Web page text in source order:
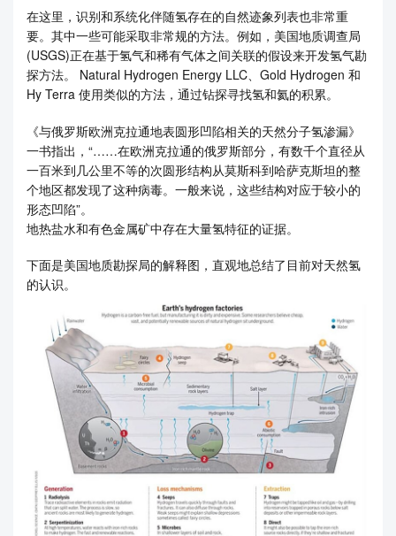
在这里，识别和系统化伴随氢存在的自然迹象列表也非常重
要。其中一些可能采取非常规的方法。例如，美国地质调查局
(USGS)正在基于氢气和稀有气体之间关联的假设来开发氢气勘
探方法。 Natural Hydrogen Energy LLC、Gold Hydrogen 和
Hy Terra 使用类似的方法，通过钻探寻找氢和氦的积累。
《与俄罗斯欧洲克拉通地表圆形凹陷相关的天然分子氢渗漏》
一书指出，“……在欧洲克拉通的俄罗斯部分，有数千个直径从
一百米到几公里不等的次圆形结构从莫斯科到哈萨克斯坦的整
个地区都发现了这种病毒。一般来说，这些结构对应于较小的
形态凹陷”。
地热盐水和有色金属矿中存在大量氢特征的证据。
下面是美国地质勘探局的解释图，直观地总结了目前对天然氢
的认识。